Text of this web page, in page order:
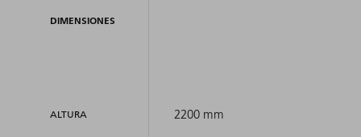
DIMENSIONES
ALTURA 2200 mm